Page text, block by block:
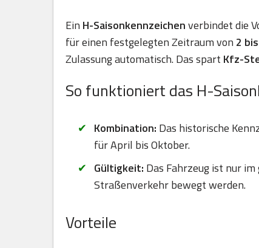
Ein H-Saisonkennzeichenverbindet die
für einen festgelegten Zeitraum von 2
Zulassung automatisch. Das spart Kfz-
So funktioniert das H-
Kombination: Das historische
für April bis Oktober.
Gültigkeit: Das Fahrzeug ist nur
Straßenverkehr bewegt werden.
Vorteile